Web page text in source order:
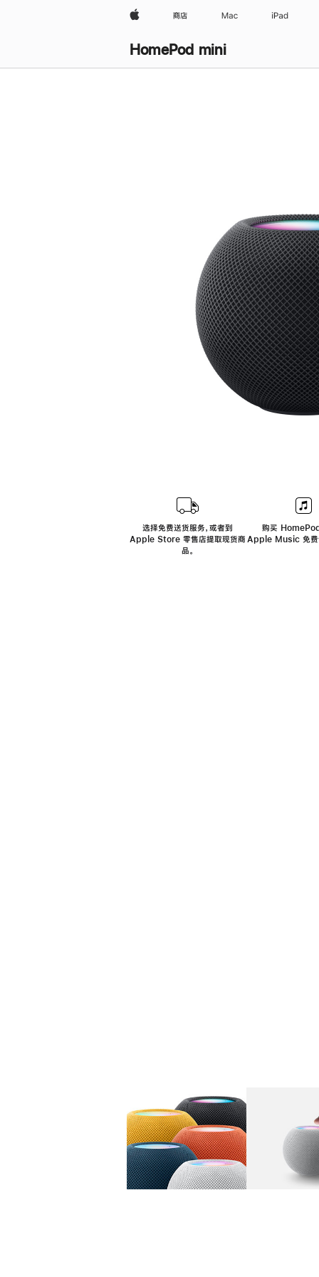
Apple 商店 Mac iPad
HomePod mini
选择免费送货服务，或者到
Apple Store 零售店提取现货商
品。
购买
Apple Music 免费
图库 图像 1